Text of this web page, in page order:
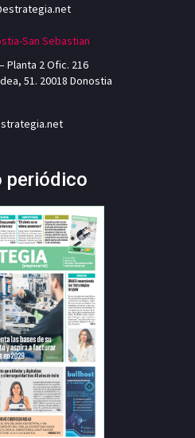
San Sebastian
Planta 2 Ofic. 216
51. 20018 Donostia
periódico